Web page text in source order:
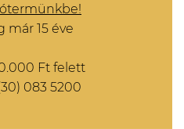
már 15 éve
Ft felett
083 5200